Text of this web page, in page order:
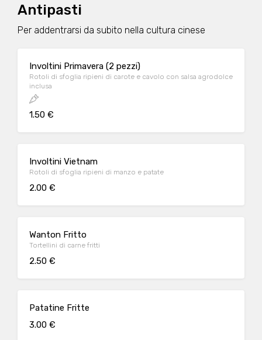
Antipasti
Per addentrarsi da subito nella cultura cinese
Involtini Primavera (2 pezzi)
Rotoli di sfoglia ripieni di carote e cavolo con salsa agrodolce
inclusa
1.50 €
Involtini Vietnam
Rotoli di sfoglia ripieni di manzo e patate
2.00 €
Wanton Fritto
Tortellini di carne fritti
2.50 €
Patatine Fritte
3.00 €